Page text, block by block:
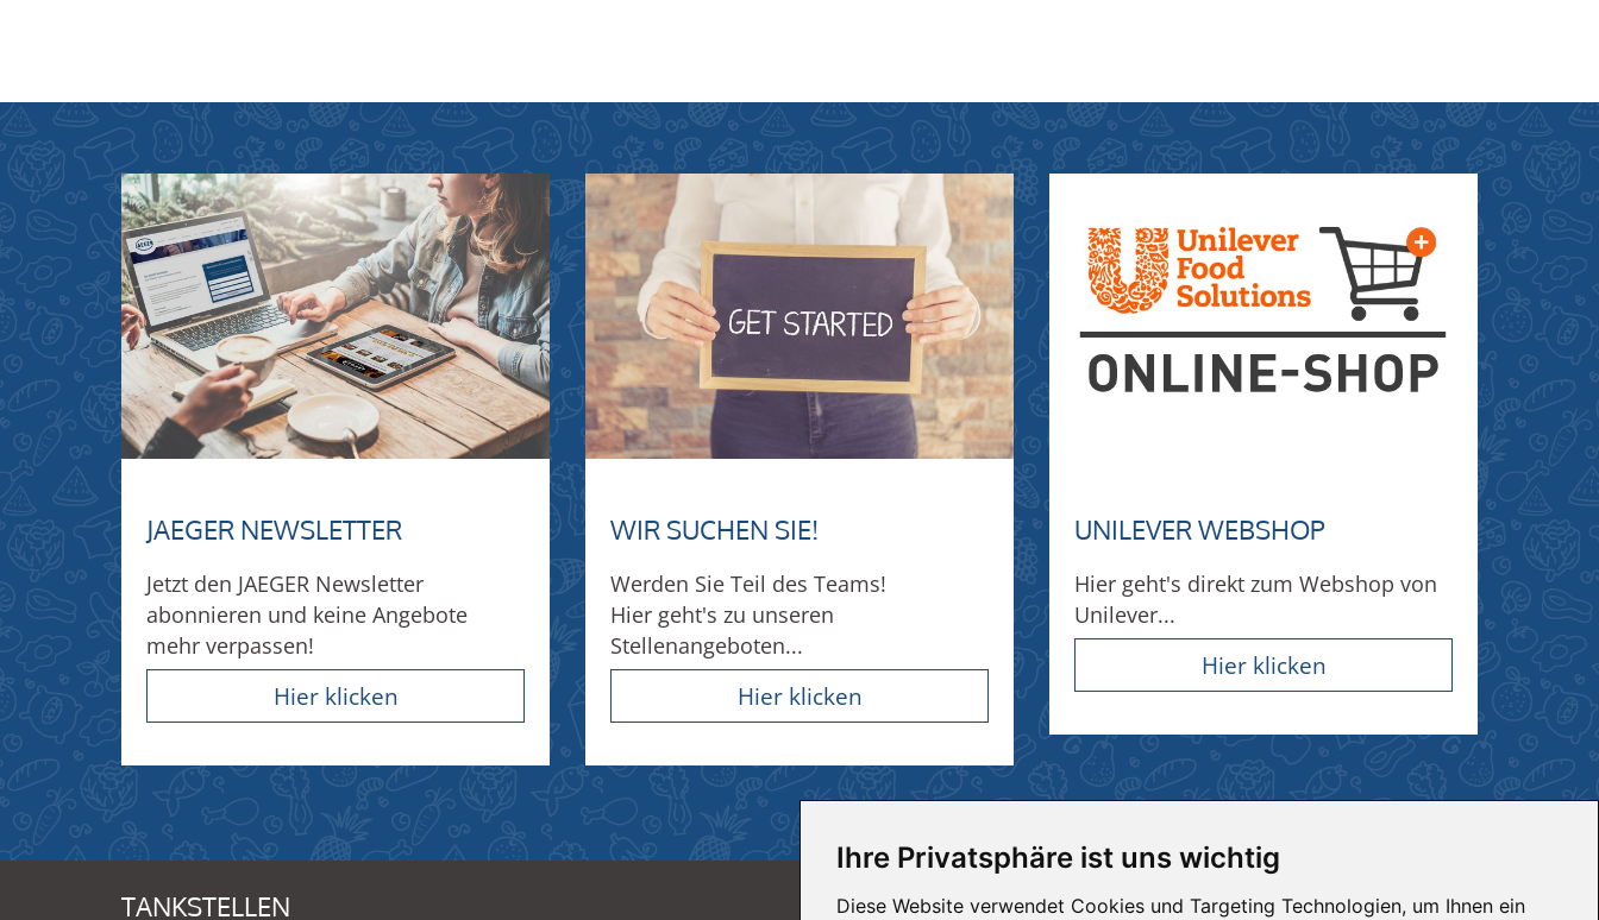
Ihre Privatsphäre ist uns wichtig
Diese Website verwendet Cookies und Targeting Technologien, um Ihnen ein
JAEGER NEWSLETTER
Jetzt den JAEGER Newsletter
abonnieren und keine Angebote
mehr verpassen!
Hier klicken
WIR SUCHEN SIE!
Werden Sie Teil des Teams!
Hier geht's zu unseren
Stellenangeboten...
Hier klicken
UNILEVER WEBSHOP
Hier geht's direkt zum Webshop von
Unilever...
Hier klicken
TANKSTELLEN HIT-MÄRKTE UNTERNEHMEN